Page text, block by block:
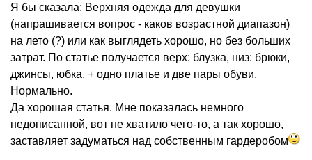
Я бы сказала: Верхняя одежда для девушки
(напрашивается вопрос - каков возрастной диапазон)
на лето (?) или как выглядеть хорошо, но без больших
затрат. По статье получается верх: блузка, низ: брюки,
джинсы, юбка, + одно платье и две пары обуви.
Нормально.
Да хорошая статья. Мне показалась немного
недописанной, вот не хватило чего-то, а так хорошо,
заставляет задуматься над собственным гардеробом